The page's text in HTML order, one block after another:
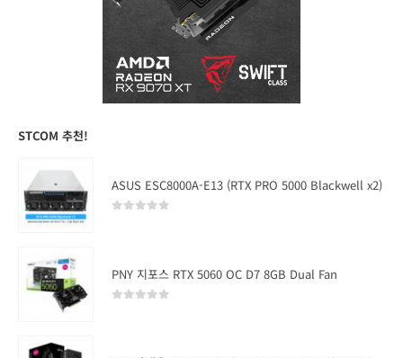
STCOM 추천!
ASUS ESC8000A-E13 (RTX PRO 5000 Blackwell x2)
PNY 지포스 RTX 5060 OC D7 8GB Dual Fan